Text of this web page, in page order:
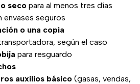
seco para al menos tres días
envases seguros
o una copia
según el caso
para resguardo
auxilios básico (gasas, vendas,